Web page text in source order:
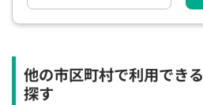
他の市区町村で利用でき
探す